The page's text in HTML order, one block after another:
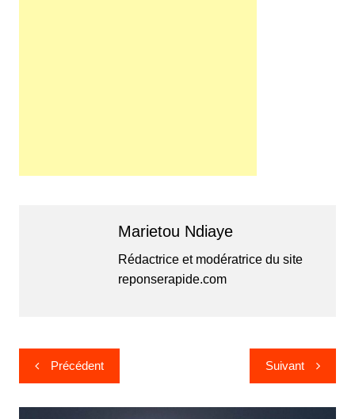
Marietou Ndiaye
Rédactrice et modératrice du site
reponserapide.com
Navigation
de
l’article
Précédent Suivant